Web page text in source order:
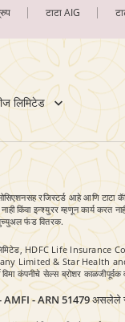
टाटा AIG
लिमिटेड
रजिस्टर्ड आहे आणि टाटा
किंवा इन्श्युरर म्हणून कार्य करत
फंड वितरक.
कंपनी लिमिटेड, HDFC Life
& Star Health and
विमा कंपनीचे सेल्स ब्रोशर
AMFI - ARN 51479 असलेले